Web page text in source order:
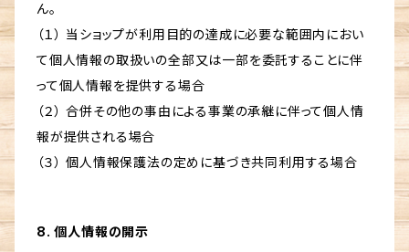
ん。
（１） 当ショップが利用目的の達成に必要な範囲内におい
て個人情報の取扱いの全部又は一部を委託することに伴
って個人情報を提供する場合
（２） 合併その他の事由による事業の承継に伴って個人情
報が提供される場合
（３） 個人情報保護法の定めに基づき共同利用する場合
8. 個人情報の開示